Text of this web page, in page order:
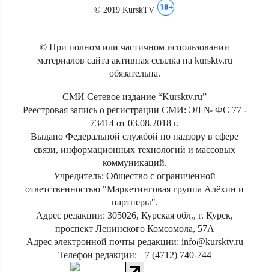
© 2019 KurskTV
© При полном или частичном использовании
материалов сайта активная ссылка на kursktv.ru
обязательна.
СМИ Сетевое издание “Kursktv.ru”
Реестровая запись о регистрации СМИ: ЭЛ № ФС 77 -
73414 от 03.08.2018 г.
Выдано Федеральной службой по надзору в сфере
связи, информационных технологий и массовых
коммуникаций.
Учредитель: Общество с ограниченной
ответственностью "Маркетинговая группа Алёхин и
партнеры".
Адрес редакции: 305026, Курская обл., г. Курск,
проспект Ленинского Комсомола, 57А
Адрес электронной почты редакции: info@kursktv.ru
Телефон редакции: +7 (4712) 740-744